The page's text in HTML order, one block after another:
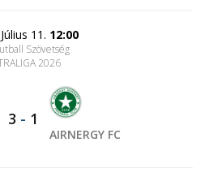
11. 12:00
Szövetség
2026
3 - 1
AIRNERGY FC